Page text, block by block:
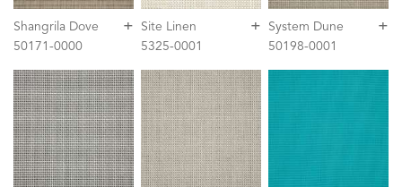
+
Shangrila Dove
50171-0000
+
Site Linen
5325-0001
+
System Dune
50198-0001